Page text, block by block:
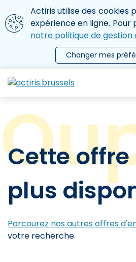
Aller au contenu principal
Nous utilisons des cookies
Actiris utilise des cookies
expérience en ligne. Pour
notre politique de gestion
Changer mes
le menu
Cette offre
plus
Parcourez nos autres offres
votre recherche.